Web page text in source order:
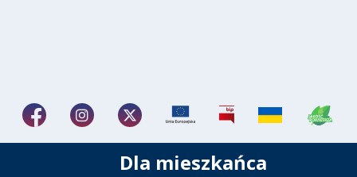
Dla mieszkańca